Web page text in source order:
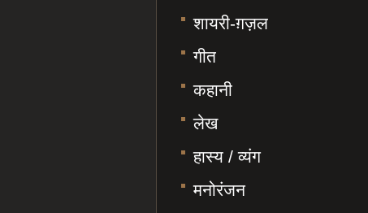
शायरी-ग़ज़ल
गीत
कहानी
लेख
हास्य / व्यंग
मनोरंजन